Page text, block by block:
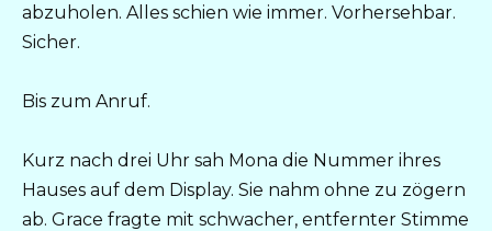
abzuholen. Alles schien wie immer. Vorhersehbar.
Sicher.
Bis zum Anruf.
Kurz nach drei Uhr sah Mona die Nummer ihres
Hauses auf dem Display. Sie nahm ohne zu zögern
ab. Grace fragte mit schwacher, entfernter Stimme